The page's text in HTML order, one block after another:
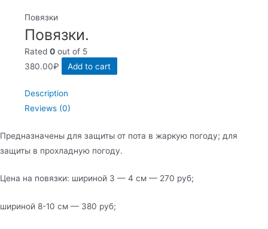
Повязки
Повязки.
Rated0 out of 5
380.00₽ Add to cart
Description
Reviews (0)
Предназначены для защиты от пота в жаркую погоду; для
защиты в прохладную погоду.
Цена на повязки: шириной 3 — 4 см — 270 руб;
шириной 8-10 см — 380 руб;